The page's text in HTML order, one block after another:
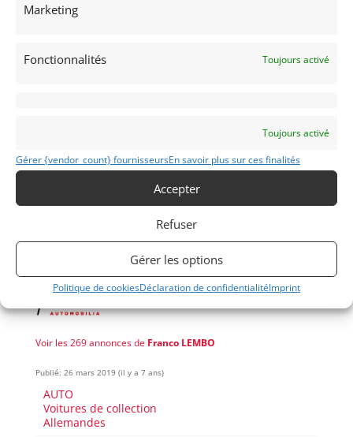
Marketing
Fonctionnalités Toujours activé
Toujours activé
Gérer {vendor_count} fournisseursEn savoir plus sur ces finalités
Accepter
Refuser
Gérer les options
Politique de cookiesDéclaration de confidentialitéImprint
number P 83234 with Zenith carburetors.
certificate Porsche, virgin French technical control,
Partager cette annonce
Voir les 269 annonces de Franco LEMBO
Publié: 26 mars 2019 (il y a 7 ans)
AUTO
Voitures de collection
Allemandes